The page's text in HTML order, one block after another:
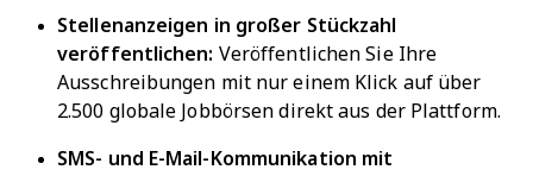
Stellenanzeigen in großer Stückzahl
veröffentlichen: Veröffentlichen Sie Ihre
Ausschreibungen mit nur einem Klick auf über
2.500 globale Jobbörsen direkt aus der Plattform.
SMS- und E-Mail-Kommunikation mit